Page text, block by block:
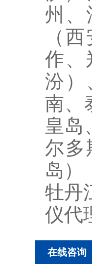
州、
（
作、
汾）
南、
皇岛
尔多
岛）
牡丹
仪代
在线咨询